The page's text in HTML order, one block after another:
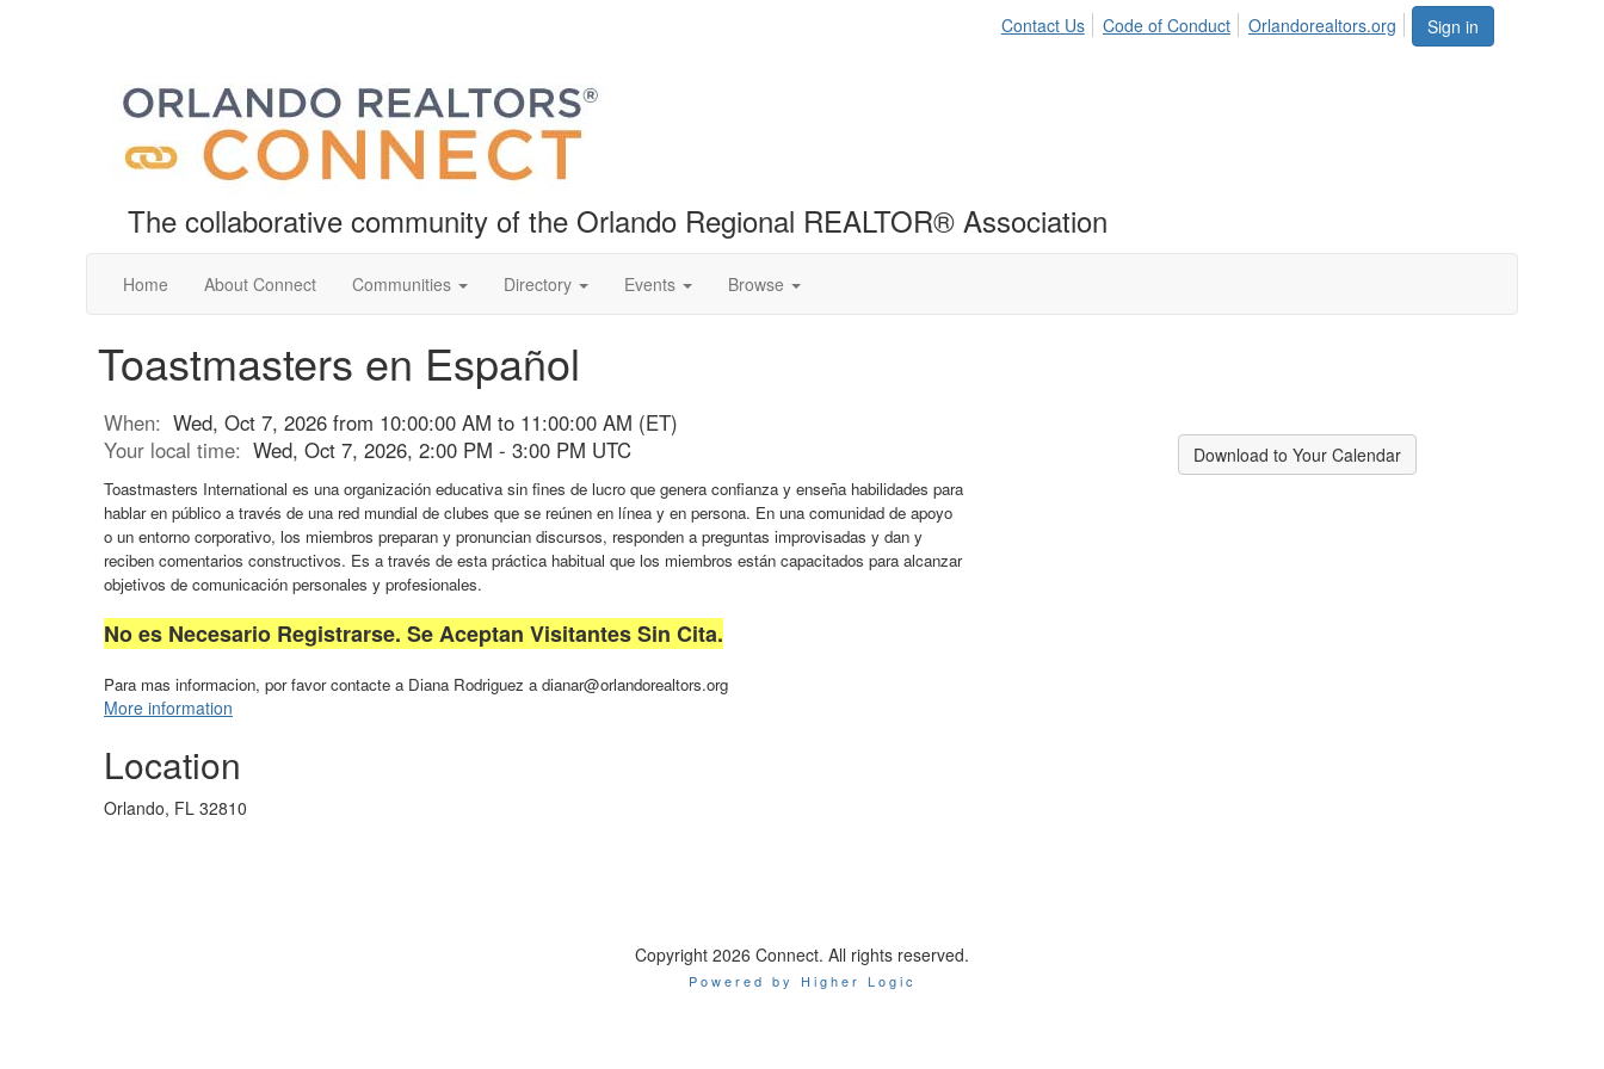
Sign in
Contact Us Code of Conduct Orlandorealtors.org
The collaborative community of the Orlando Regional REALTOR® Association
Home About Connect Communities Directory Events Browse
Toastmasters en Español
When: Wed, Oct 7, 2026 from 10:00:00 AM to 11:00:00 AM (ET)
Your local time: Wed, Oct 7, 2026, 2:00 PM - 3:00 PM UTC
Toastmasters International es una organización educativa sin fines de lucro que genera confianza y enseña habilidades para
hablar en público a través de una red mundial de clubes que se reúnen en línea y en persona. En una comunidad de apoyo
o un entorno corporativo, los miembros preparan y pronuncian discursos, responden a preguntas improvisadas y dan y
reciben comentarios constructivos. Es a través de esta práctica habitual que los miembros están capacitados para alcanzar
objetivos de comunicación personales y profesionales.
No es Necesario Registrarse. Se Aceptan Visitantes Sin Cita.
Para mas informacion, por favor contacte a Diana Rodriguez a dianar@orlandorealtors.org
More information
Location
Orlando, FL 32810
Download to Your Calendar
Copyright 2026 Connect. All rights reserved.
Powered by Higher Logic